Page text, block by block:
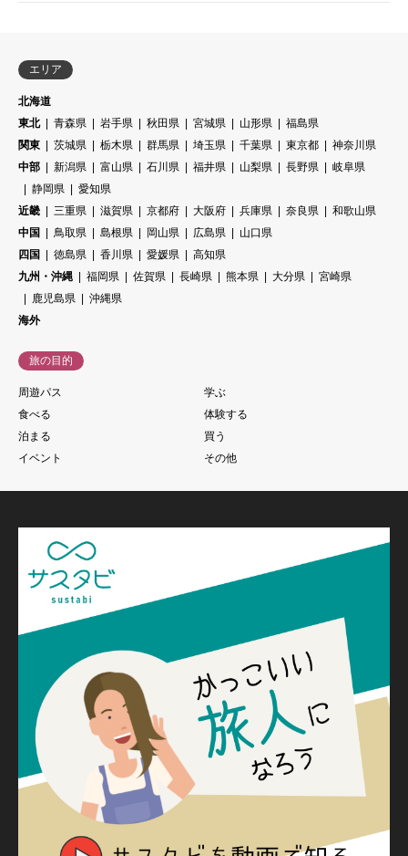
エリア
北海道
東北
青森県 岩手県 秋田県 宮城県 山形県
福島県
関東
茨城県 栃木県 群馬県 埼玉県 千葉県 東京都
神奈川県
中部
新潟県 富山県 石川県 福井県 山梨県 長野県
岐阜県
静岡県
愛知県
近畿
三重県 滋賀県 京都府 大阪府 兵庫県 奈良県
和歌山県
中国
鳥取県 島根県 岡山県 広島県
山口県
四国
徳島県 香川県 愛媛県
高知県
九州・沖縄
福岡県 佐賀県 長崎県 熊本県 大分県
宮崎県
鹿児島県
沖縄県
海外
旅の目的
周遊パス
学ぶ
食べる
体験する
泊まる
買う
イベント
その他